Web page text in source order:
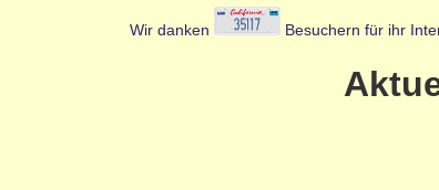
Wir danken Besuchern für ihr